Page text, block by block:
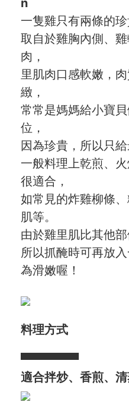
愛飯團FB粉絲團
YouTube
Instagram
聯絡我們
客服專線
服務信箱
關於
關於愛飯團
聯絡我們
隱私保護
資訊安全
服務條款
n
一隻雞只有兩條的珍
取自於雞胸內側、
肉，
里肌肉口感軟嫩，
緻，
常常是媽媽給小寶
位，
因為珍貴，所以只給
一般料理上乾煎、
很適合，
如常見的炸雞柳條
肌等。
由於雞里肌比其他
所以抓醃時可再放
為滑嫩喔！
料理方式
▀▀▀▀▀▀▀
適合拌炒、香煎、